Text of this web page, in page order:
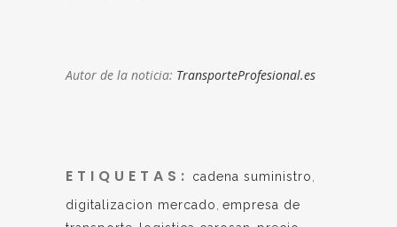
Autor de la noticia: TransporteProfesional.es
ETIQUETAS: cadena suministro
digitalizacion mercado empresa de